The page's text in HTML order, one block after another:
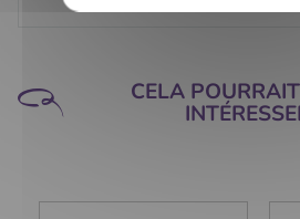
CELA